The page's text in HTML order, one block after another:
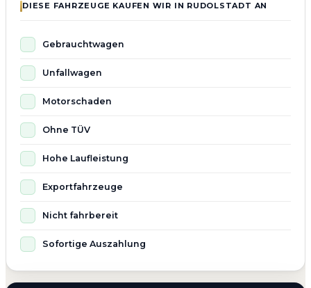
DIESE FAHRZEUGE KAUFEN WIR IN RUDOLSTADT AN
Gebrauchtwagen
Unfallwagen
Motorschaden
Ohne TÜV
Hohe Laufleistung
Exportfahrzeuge
Nicht fahrbereit
Sofortige Auszahlung